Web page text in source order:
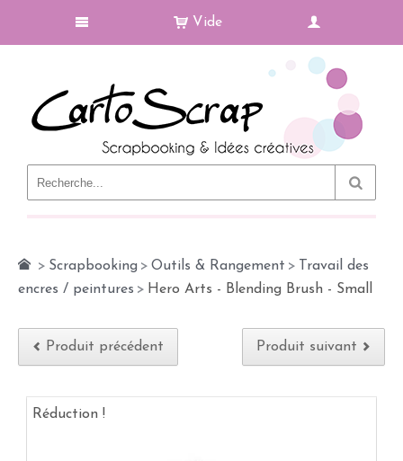
Vide
> Scrapbooking > Outils & Rangement >
Travail des
encres / peintures > Hero Arts - Blending Brush - Small
Produit précédent Produit suivant
Réduction !